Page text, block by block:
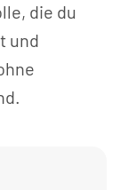
die du
und